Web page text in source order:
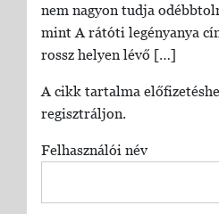
nem nagyon tudja
mint A rátóti legényanya
rossz helyen lévő […]
A cikk tartalma
regisztráljon.
Felhasználói név